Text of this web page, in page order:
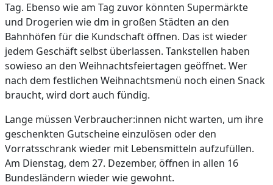
Tag. Ebenso wie am Tag zuvor könnten Supermärkte
und Drogerien wie dm in großen Städten an den
Bahnhöfen für die Kundschaft öffnen. Das ist wieder
jedem Geschäft selbst überlassen. Tankstellen haben
sowieso an den Weihnachtsfeiertagen geöffnet. Wer
nach dem festlichen Weihnachtsmenü noch einen Snack
braucht, wird dort auch fündig.
Lange müssen Verbraucher:innen nicht warten, um ihre
geschenkten Gutscheine einzulösen oder den
Vorratsschrank wieder mit Lebensmitteln aufzufüllen.
Am Dienstag, dem 27. Dezember, öffnen in allen 16
Bundesländern wieder wie gewohnt.